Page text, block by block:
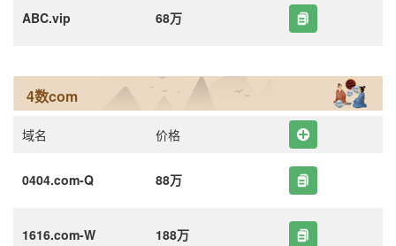
ABC.vip 68万
4数com
域名 价格
0404.com-Q 88万
1616.com-W 188万